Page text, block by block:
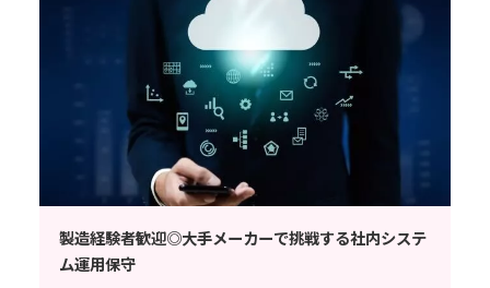
製造経験者歓迎◎大手メーカーで挑戦する社内システ
ム運用保守